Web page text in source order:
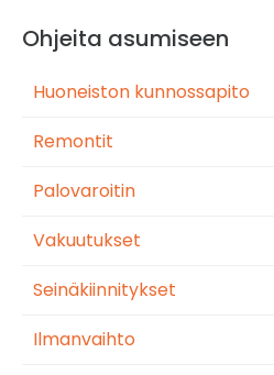
Ohjeita asumiseen
Huoneiston kunnossapito
Remontit
Palovaroitin
Vakuutukset
Seinäkiinnitykset
Ilmanvaihto